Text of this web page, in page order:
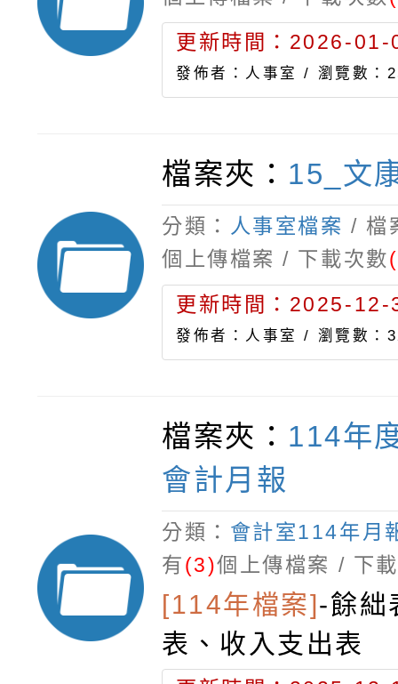
更新時間：2026-
發佈者：人事室 / 瀏覽數：
檔案夾： 15_文
分類： 人事室檔案 / 檔
個上傳檔案 / 下載次數
更新時間：2025-
發佈者：人事室 / 瀏覽數：
檔案夾： 114年
會計月報
分類： 會計室114年月
有(3)個上傳檔案 / 下
[114年檔案]-餘絀
表、收入支出表